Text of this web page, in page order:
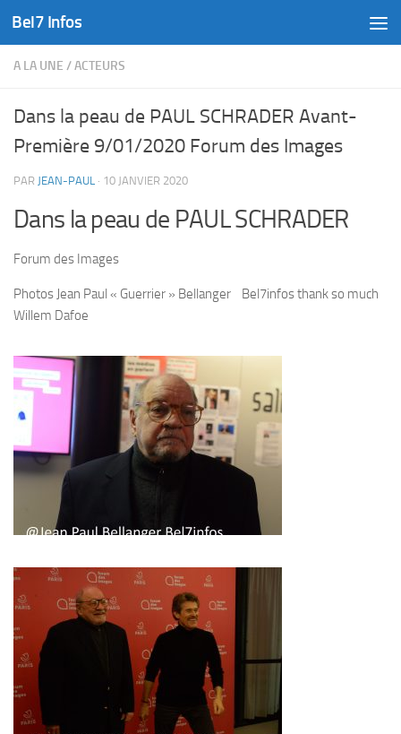
Skip to content
Bel7 Infos
A LA UNE /ACTEURS
Dans la peau de PAUL SCHRADER Avant-
Première 9/01/2020 Forum des Images
PAR JEAN-PAUL · 10 JANVIER 2020
Dans la peau de PAUL SCHRADER
Forum des Images
Photos Jean Paul « Guerrier » Bellanger Bel7infos thank so much
Willem Dafoe